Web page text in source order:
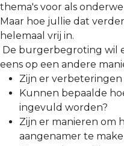
thema's voor als
Maar hoe jullie dat
helemaal vrij in.
De burgerbegroting wil
eens op een andere
Zijn er
Kunnen bepaalde
ingevuld worden?
Zijn er manieren om
aangenamer te